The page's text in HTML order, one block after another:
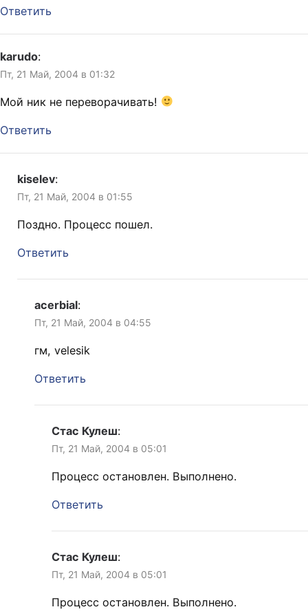
Ответить
karudo:
Пт, 21 Май, 2004 в 01:32
Мой ник не переворачивать!
Ответить
kiselev:
Пт, 21 Май, 2004 в 01:55
Поздно. Процесс пошел.
Ответить
acerbial:
Пт, 21 Май, 2004 в 04:55
гм, velesik
Ответить
Стас Кулеш:
Пт, 21 Май, 2004 в 05:01
Процесс остановлен. Выполнено.
Ответить
Стас Кулеш:
Пт, 21 Май, 2004 в 05:01
Процесс остановлен. Выполнено.